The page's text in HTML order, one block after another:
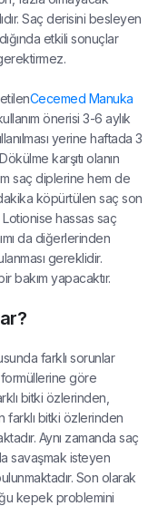
Saç derisini besleyen
etkili sonuçlar
Cecemed Manuka
önerisi 3-6 aylık
yerine haftada 3
karşıtı olanın
saç diplerine hem de
köpürtülen saç son
hassas saç
da diğerlerinden
gereklidir.
bakım yapacaktır.
farklı sorunlar
formüllerine göre
bitki özlerinden,
farklı bitki özlerinden
Aynı zamanda saç
savaşmak isteyen
Son olarak
kepek problemini